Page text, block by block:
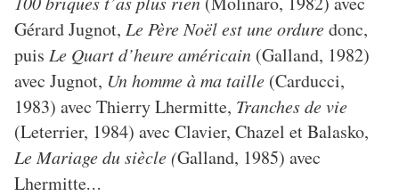
Gérard Jugnot, Le Père Noël est une orduredonc,
puis Le Quart d’heure américain (Galland, 1982)
avec Jugnot, Un homme à ma taille (Carducci,
1983) avec Thierry Lhermitte, Tranches de vie
(Leterrier, 1984) avec Clavier, Chazel et Balasko,
Le Mariage du siècle(Galland, 1985) avec
Lhermitte…